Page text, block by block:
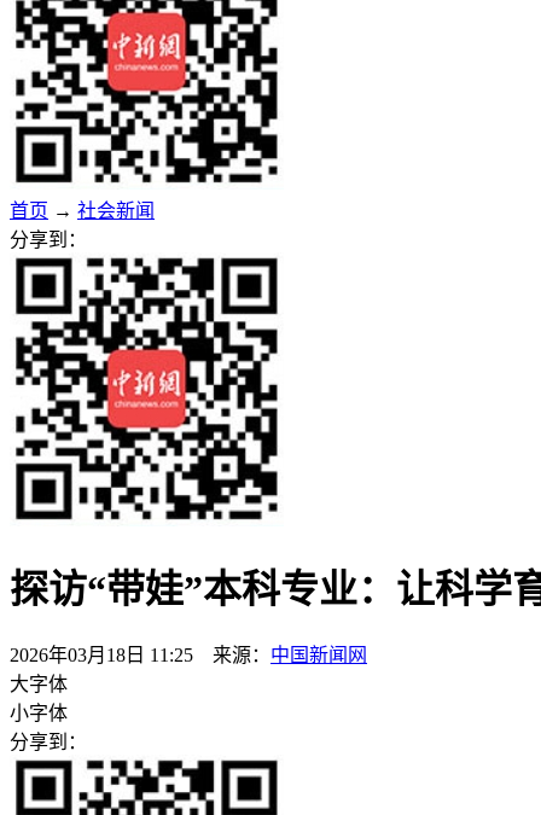
首页 → 社会新闻
分享到：
探访“带娃”本科专业：让科学
2026年03月18日 11:25 来源： 中国新闻网
大字体
小字体
分享到：